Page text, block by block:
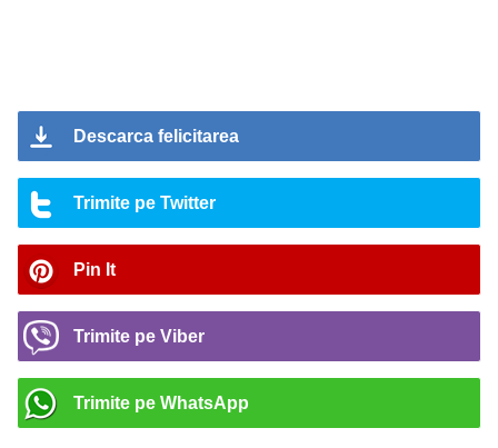
Descarca felicitarea
Trimite pe Twitter
Pin It
Trimite pe Viber
Trimite pe WhatsApp